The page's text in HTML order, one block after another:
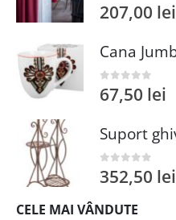
0 out of 5
207,00 lei
0out of 5
67,50 lei
0 out of 5
352,50 lei
CELE MAI VÂNDUTE